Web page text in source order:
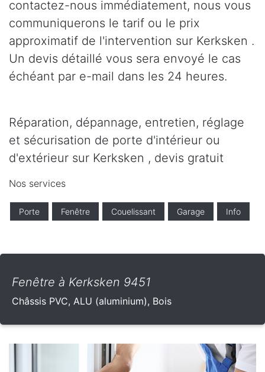
contactez-nous immédiatement, nous vous
communiquerons le tarif ou le prix
approximatif de l'intervention sur Kerksken .
Un devis détaillé vous sera envoyé le cas
échéant par e-mail dans les 24 heures.
Réparation, dépannage, entretien, réglage
et sécurisation de porte d'intérieur ou
d'extérieur sur Kerksken , devis gratuit
Nos services
Porte Fenêtre Couelissant Garage Info
Fenêtre à Kerksken 9451
Châssis PVC, ALU (aluminium), Bois